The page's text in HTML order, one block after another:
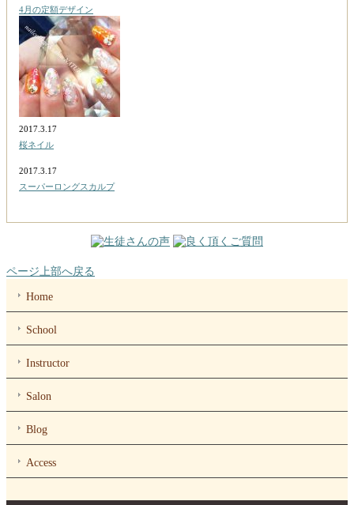
4月の定額デザイン
2017.3.17
桜ネイル
2017.3.17
スーパーロングスカルプ
ページ上部へ戻る
Home
School
Instructor
Salon
Blog
Access